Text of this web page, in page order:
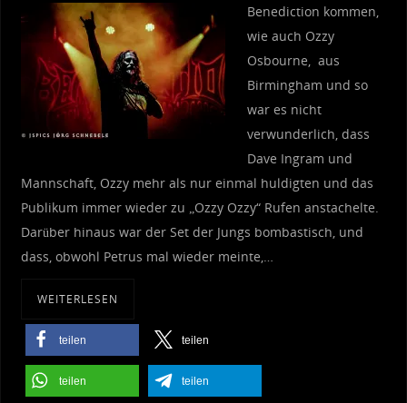
Benediction kommen,
wie auch Ozzy
Osbourne, aus
Birmingham und so
war es nicht
verwunderlich, dass
Dave Ingram und
Mannschaft, Ozzy mehr als nur einmal huldigten und das
Publikum immer wieder zu „Ozzy Ozzy“ Rufen anstachelte.
Darüber hinaus war der Set der Jungs bombastisch, und
dass, obwohl Petrus mal wieder meinte,…
WEITERLESEN
teilen teilen
teilen teilen